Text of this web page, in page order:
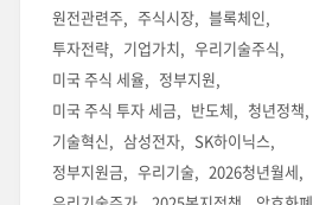
원전관련주
주식시장
블록체인
투자전략
기업가치
우리기술주식
미국 주식 세율
정부지원
미국 주식 투자 세금
반도체
청년정책
기술혁신
삼성전자
SK하이닉스
정부지원금
우리기술
2026청년월세